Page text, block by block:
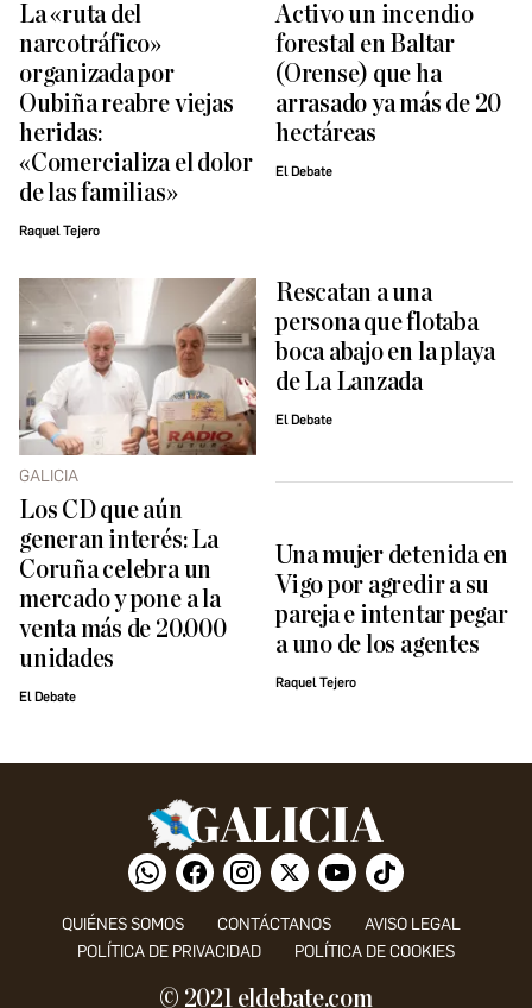
La «ruta del
narcotráfico»
organizada por
Oubiña reabre viejas
heridas:
«Comercializa el dolor
de las familias»
Raquel Tejero
Activo un incendio
forestal en Baltar
(Orense) que ha
arrasado ya más de 20
hectáreas
El Debate
GALICIA
Los CD que aún
generan interés: La
Coruña celebra un
mercado y pone a la
venta más de 20.000
unidades
El Debate
Rescatan a una
persona que flotaba
boca abajo en la playa
de La Lanzada
El Debate
Una mujer detenida en
Vigo por agredir a su
pareja e intentar pegar
a uno de los agentes
Raquel Tejero
QUIÉNES SOMOS CONTÁCTANOS
AVISO LEGAL
POLÍTICA DE PRIVACIDAD
POLÍTICA DE COOKIES
© 2021 eldebate.com